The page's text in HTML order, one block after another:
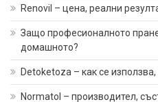
Renovil – цена, реални
Защо професионалното
домашното?
Detoketoza – как се
Normatol – производител,